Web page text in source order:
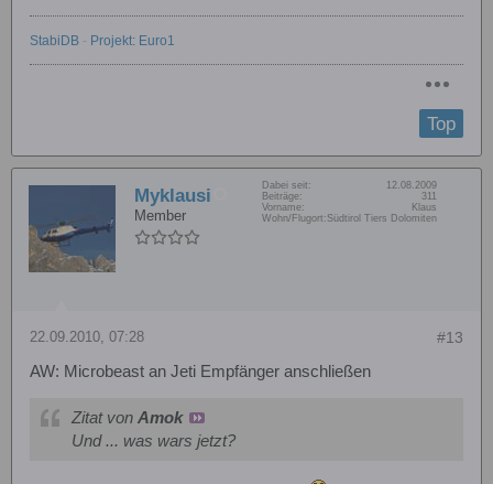
StabiDB - Projekt: Euro1
Top
Myklausi
Member
Dabei seit:
12.08.2009
Beiträge:
311
Vorname:
Klaus
Wohn/Flugort: Südtirol Tiers Dolomiten
#13
22.09.2010, 07:28
AW: Microbeast an Jeti Empfänger anschließen
Zitat von Amok
Und ... was wars jetzt?